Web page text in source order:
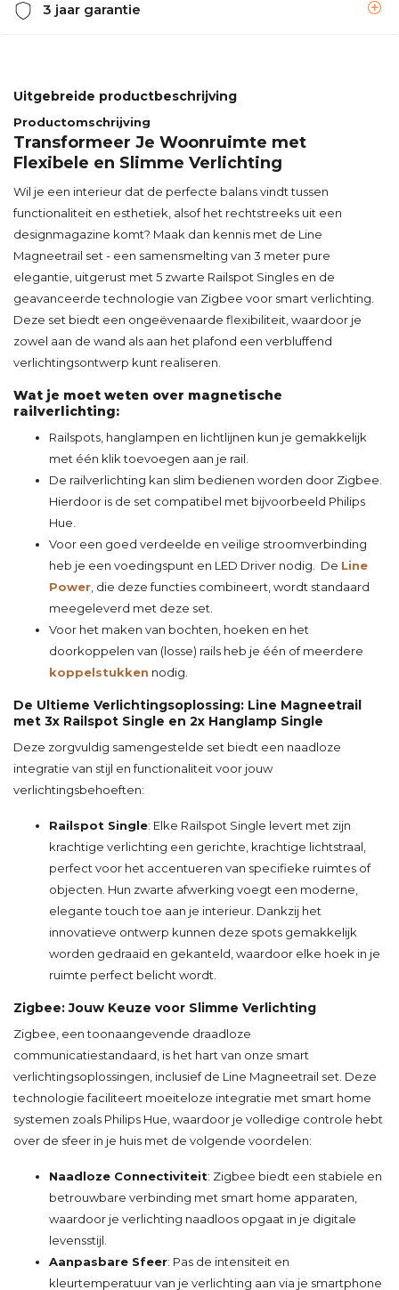
3 jaar garantie
Uitgebreide productbeschrijving
Productomschrijving
Transformeer Je Woonruimte met
Flexibele en Slimme Verlichting
Wil je een interieur dat de perfecte balans vindt tussen
functionaliteit en esthetiek, alsof het rechtstreeks uit een
designmagazine komt? Maak dan kennis met de Line
Magneetrail set - een samensmelting van 3 meter pure
elegantie, uitgerust met 5 zwarte Railspot Singles en de
geavanceerde technologie van Zigbee voor smart verlichting.
Deze set biedt een ongeëvenaarde flexibiliteit, waardoor je
zowel aan de wand als aan het plafond een verbluffend
verlichtingsontwerp kunt realiseren.
Wat je moet weten over magnetische
railverlichting:
Railspots, hanglampen en lichtlijnen kun je gemakkelijk
met één klik toevoegen aan je rail.
De railverlichting kan slim bedienen worden door Zigbee.
Hierdoor is de set compatibel met bijvoorbeeld Philips
Hue.
Voor een goed verdeelde en veilige stroomverbinding
heb je een voedingspunt en LED Driver nodig. De Line
Power , die deze functies combineert, wordt standaard
meegeleverd met deze set.
Voor het maken van bochten, hoeken en het
doorkoppelen van (losse) rails heb je één of meerdere
koppelstukken nodig.
De Ultieme Verlichtingsoplossing: Line Magneetrail
met 3x Railspot Single en 2x Hanglamp Single
Deze zorgvuldig samengestelde set biedt een naadloze
integratie van stijl en functionaliteit voor jouw
verlichtingsbehoeften:
Railspot Single: Elke Railspot Single levert met zijn
krachtige verlichting een gerichte, krachtige lichtstraal,
perfect voor het accentueren van specifieke ruimtes of
objecten. Hun zwarte afwerking voegt een moderne,
elegante touch toe aan je interieur. Dankzij het
innovatieve ontwerp kunnen deze spots gemakkelijk
worden gedraaid en gekanteld, waardoor elke hoek in je
ruimte perfect belicht wordt.
Zigbee: Jouw Keuze voor Slimme Verlichting
Zigbee, een toonaangevende draadloze
communicatiestandaard, is het hart van onze smart
verlichtingsoplossingen, inclusief de Line Magneetrail set. Deze
technologie faciliteert moeiteloze integratie met smart home
systemen zoals Philips Hue, waardoor je volledige controle hebt
over de sfeer in je huis met de volgende voordelen:
Naadloze Connectiviteit: Zigbee biedt een stabiele en
betrouwbare verbinding met smart home apparaten,
waardoor je verlichting naadloos opgaat in je digitale
levensstijl.
Aanpasbare Sfeer: Pas de intensiteit en
kleurtemperatuur van je verlichting aan via je smartphone